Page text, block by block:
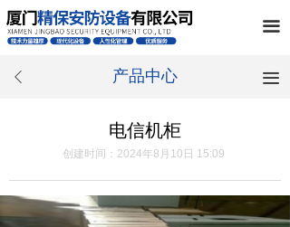
끀
电信机柜
创建时间： 2024年8月10日 15:09
ꄴ 产品中心 끀